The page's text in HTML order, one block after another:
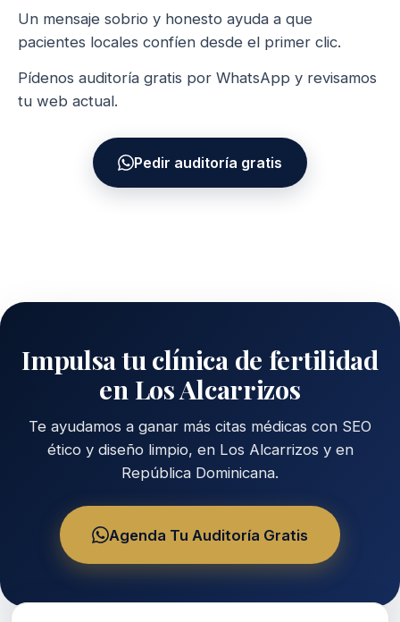
Un mensaje sobrio y honesto ayuda a que
pacientes locales confíen desde el primer clic.
Pídenos auditoría gratis por WhatsApp y revisamos
tu web actual.
Pedir auditoría gratis
Impulsa tu clínica de fertilidad
en Los Alcarrizos
Te ayudamos a ganar más citas médicas con SEO
ético y diseño limpio, en Los Alcarrizos y en
República Dominicana.
Agenda Tu Auditoría Gratis